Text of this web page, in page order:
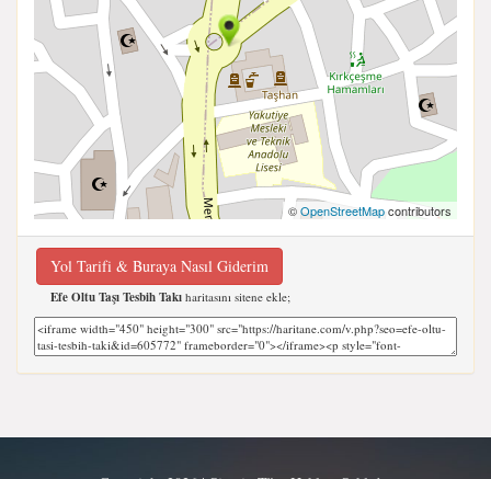
©OpenStreetMapcontributors
Yol Tarifi & Buraya Nasıl Giderim
Efe Oltu Taşı Tesbih Takı haritasını sitene ekle;